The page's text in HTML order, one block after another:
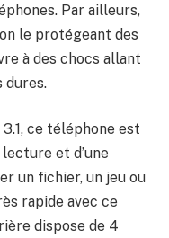
Par ailleurs,
le protégeant des
à des chocs allant
dures.
ce téléphone est
et d’une
un fichier, un jeu ou
rapide avec ce
dispose de 4